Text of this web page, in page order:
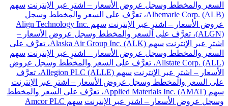
السعر والمخطط وسجل عروض الأسعار – اشترِ عبر الإنترنت سهم
Albemarle Corp. (ALB)، تعرَّف على السعر والمخطط وسجل
عروض الأسعار – اشترِ عبر الإنترنت
سهم Align Technology Inc.
(ALGN)، تعرَّف على السعر والمخطط وسجل عروض الأسعار –
اشترِ عبر الإنترنت
سهم Alaska Air Group Inc. (ALK)، تعرَّف على
السعر والمخطط وسجل عروض الأسعار – اشترِ عبر الإنترنت سهم
Allstate Corp. (ALL)، تعرَّف على السعر والمخطط وسجل عروض
الأسعار – اشترِ عبر الإنترنت
سهم Allegion PLC (ALLE)، تعرَّف
على السعر والمخطط وسجل عروض الأسعار – اشترِ عبر الإنترنت
سهم Applied Materials Inc. (AMAT)، تعرَّف على السعر والمخطط
وسجل عروض الأسعار – اشترِ عبر الإنترنت
سهم Amcor PLC